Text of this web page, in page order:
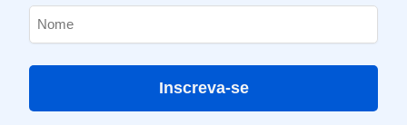
Inscreva-se